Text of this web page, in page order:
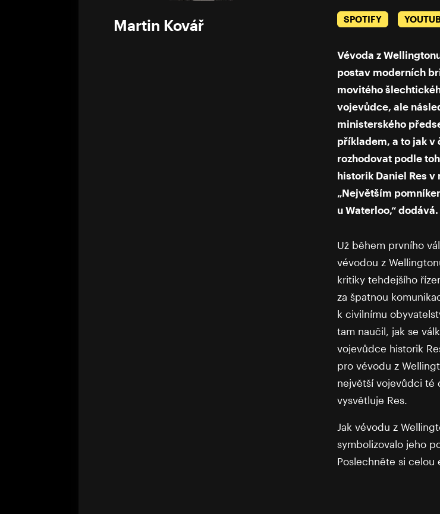
Martin Kovář SPOTIFY
Vévoda z
postav moderních
movitého
vojevůdce, ale
ministerského
příkladem, a to jak v
rozhodovat podle
historik Daniel Res
„Největším
u Waterloo,“ dodává.
Už během prvního
vévodou z
kritiky tehdejšího
za špatnou
k civilnímu
tam naučil, jak se
vojevůdce historik
pro vévodu z
největší vojevůdci té
vysvětluje Res.
Jak vévodu z
symbolizovalo jeho
Poslechněte si celou